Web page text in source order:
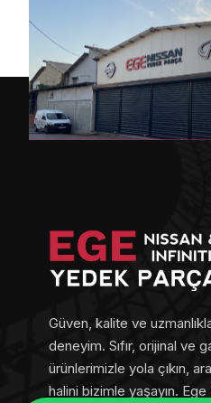
Güven, kalite ve
deneyim. Sıfır, orijinal ve
ürünlerimizle yola çıkın,
halini bizimle yaşayın.